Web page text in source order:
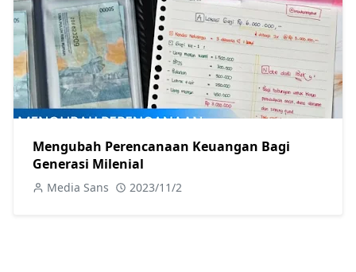
Mengubah Perencanaan Keuangan Bagi
Generasi Milenial
Media Sans 2023/11/2